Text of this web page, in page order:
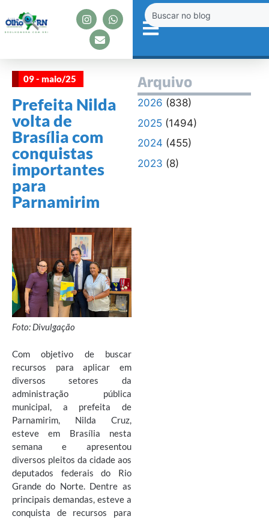
09 - maio/25
Prefeita Nilda
volta de
Brasília com
conquistas
importantes
para
Parnamirim
Foto: Divulgação
Com objetivo de buscar
recursos para aplicar em
diversos setores da
administração pública
municipal, a prefeita de
Parnamirim, Nilda Cruz,
esteve em Brasília nesta
semana e apresentou
diversos pleitos da cidade aos
deputados federais do Rio
Grande do Norte. Dentre as
principais demandas, esteve a
conquista de recursos para
Arquivo
2026 (838)
2025(1494)
2024 (455)
2023 (8)